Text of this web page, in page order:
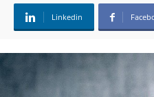
Linkedin